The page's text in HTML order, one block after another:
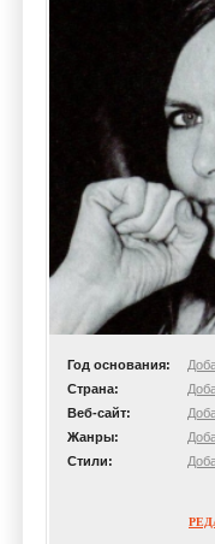
Год основания:
Страна:
Веб-сайт:
Жанры:
Стили: